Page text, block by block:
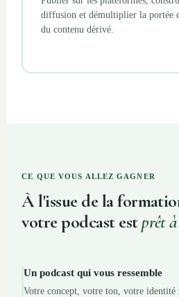
diffusion et démultiplier la portée
du contenu dérivé.
CE QUE VOUS ALLEZ GAGNER
À l'issue de la
votre podcast estprêt
Un podcast qui vous ressemble
Votre concept, votre ton, votre identité